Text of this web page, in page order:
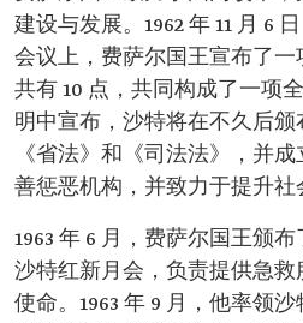
建设与发展。1962 年 11 月 6
会议上，费萨尔国王宣布了一
共有 10 点，共同构成了一项
明中宣布，沙特将在不久后颁
《省法》和《司法法》，并
善惩恶机构，并致力于提升社
1963 年 6 月，费萨尔国王颁
沙特红新月会，负责提供急
使命。1963 年 9 月，他率领